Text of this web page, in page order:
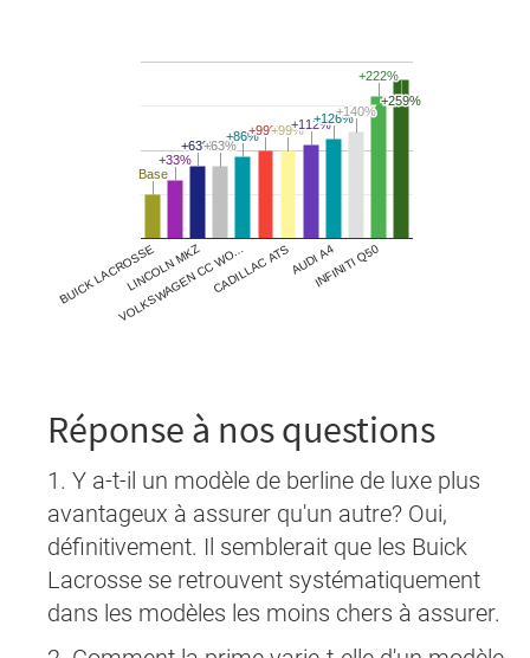
Réponse à nos questions
1. Y a-t-il un modèle de berline de luxe plus
avantageux à assurer qu'un autre? Oui,
définitivement. Il semblerait que les Buick
Lacrosse se retrouvent systématiquement
dans les modèles les moins chers à assurer.